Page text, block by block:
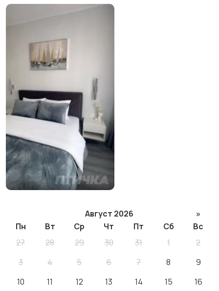
Август 2026
»
Пн
Вт Ср Чт Пт Сб
Вс
27
28 29 30 31 1
2
3
4 5 6 7 8
9
10
11 12 13 14 15
16